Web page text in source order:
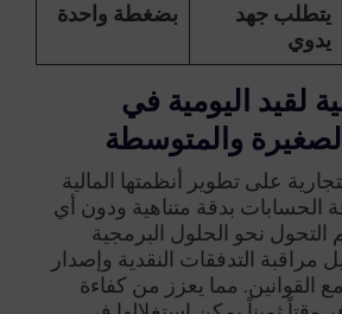
يتطلب جهد
يدوي
بضغطة واحدة
لقيد اليومية في
والمتوسطة
على تطوير أنظمتها المالية
الحسابات بدقة متناهية ودون أي
نحو الحلول البرمجية
مراقبة التدفقات النقدية وإصدار
مع القوانين. مما يعزز من كفاءة